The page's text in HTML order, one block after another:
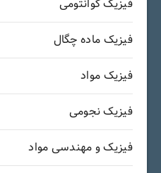
فیزیک کوانتومی
فیزیک ماده چگال
فیزیک مواد
فیزیک نجومی
فیزیک و مهندسی مواد